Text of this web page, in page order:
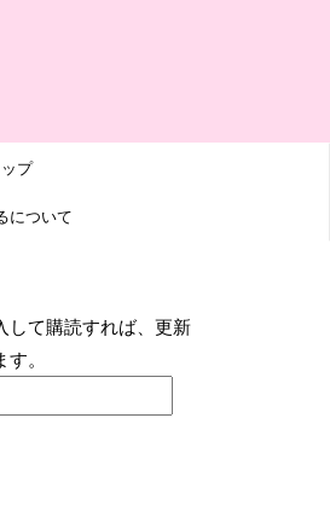
プ
について
して購読すれば、更新
。